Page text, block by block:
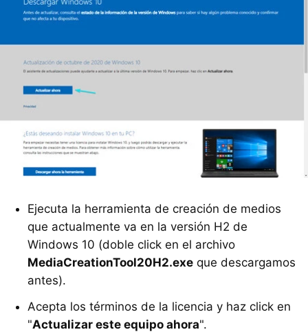
Ejecuta la herramienta de creación de medios
que actualmente va en la versión H2 de
Windows 10 (doble click en el archivo
MediaCreationTool20H2.exe que descargamos
antes).
Acepta los términos de la licencia y haz click en
"Actualizar este equipo ahora".